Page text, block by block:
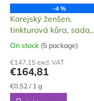
–4 %
Korejský ženšen,
tinkturová kůra, sada,
No.: 1 KGC, 16 x 20 ml ,
The
product
rating
is
5,0
On stock (5 package)
€147,15 excl. VAT
€164,81
Measure
price:
€0,52 / 1 g